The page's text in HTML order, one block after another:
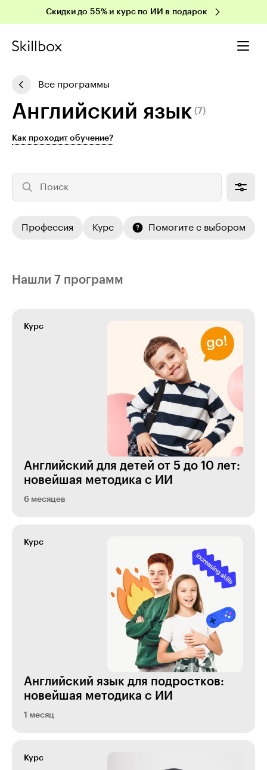
Скидки до 55% и курс по ИИ в подарок
Все программы
Английский язык (7)
Как проходит обучение?
Поиск
Профессия Курс Помогите с выбором
Нашли 7 программ
Курс
Английский для детей от 5 до 10 лет:
новейшая методика с ИИ
6 месяцев
Курс
Английский язык для подростков:
новейшая методика с ИИ
1 месяц
Курс